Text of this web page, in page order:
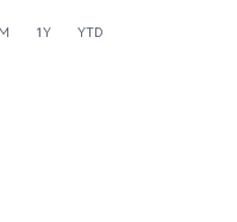
1Y YTD